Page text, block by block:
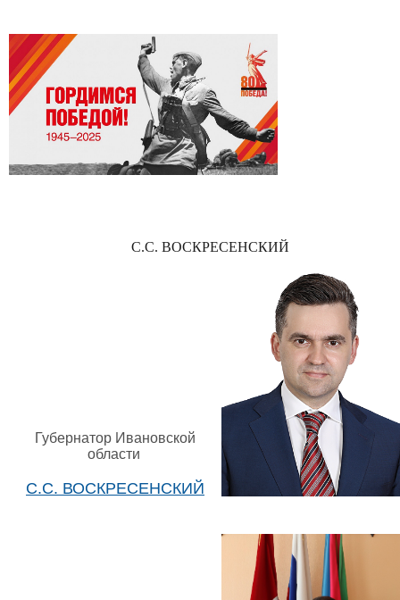
С.С. ВОСКРЕСЕНСКИЙ
Губернатор Ивановской
области
С.С. ВОСКРЕСЕНСКИЙ